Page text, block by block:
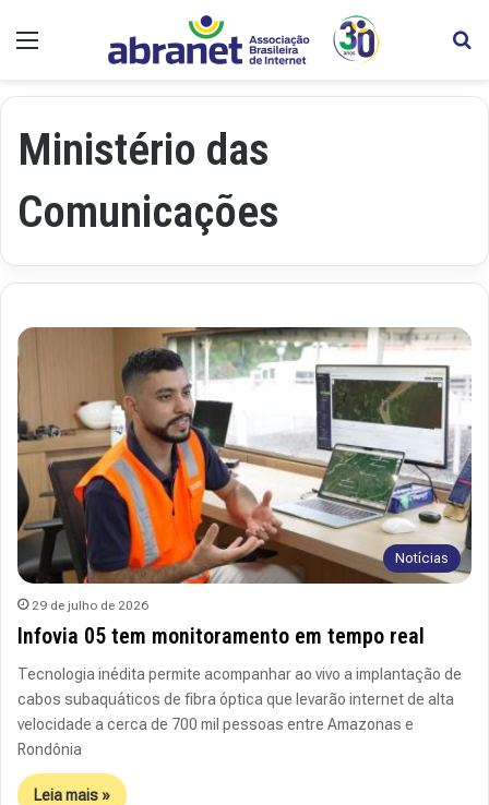
Ministério das
Comunicações
Notícias
29 de julho de 2026
Infovia 05 tem monitoramento em tempo real
Tecnologia inédita permite acompanhar ao vivo a implantação de
cabos subaquáticos de fibra óptica que levarão internet de alta
velocidade a cerca de 700 mil pessoas entre Amazonas e
Rondônia
Leia mais »